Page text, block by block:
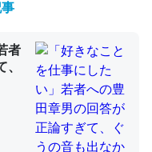
線」は回収されないけ
化すればするほど分
） - conceptualization
者